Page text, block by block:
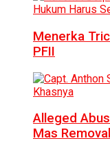
Menerka
PFII
Alleged
Mas